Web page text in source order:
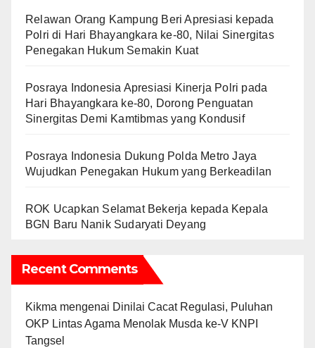
Relawan Orang Kampung Beri Apresiasi kepada
Polri di Hari Bhayangkara ke-80, Nilai Sinergitas
Penegakan Hukum Semakin Kuat
Posraya Indonesia Apresiasi Kinerja Polri pada
Hari Bhayangkara ke-80, Dorong Penguatan
Sinergitas Demi Kamtibmas yang Kondusif
Posraya Indonesia Dukung Polda Metro Jaya
Wujudkan Penegakan Hukum yang Berkeadilan
ROK Ucapkan Selamat Bekerja kepada Kepala
BGN Baru Nanik Sudaryati Deyang
Recent Comments
Kikma mengenai Dinilai Cacat Regulasi, Puluhan
OKP Lintas Agama Menolak Musda ke-V KNPI
Tangsel